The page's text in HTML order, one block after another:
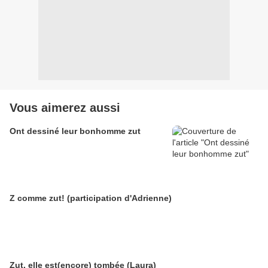
Vous aimerez aussi
Ont dessiné leur bonhomme zut
Z comme zut! (participation d'Adrienne)
Zut, elle est(encore) tombée (Laura)